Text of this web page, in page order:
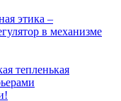
этика –
в механизме
тепленькая